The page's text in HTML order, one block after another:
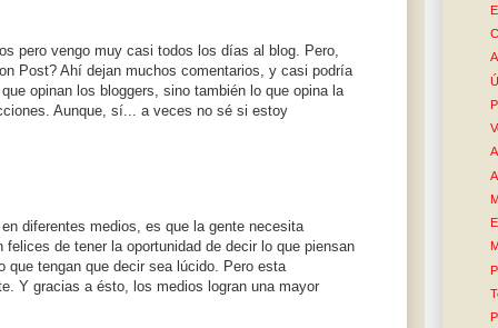
pero vengo muy casi todos los días al blog. Pero,
Post? Ahí dejan muchos comentarios, y casi podría
opinan los bloggers, sino también lo que opina la
Aunque, sí... a veces no sé si estoy
diferentes medios, es que la gente necesita
de tener la oportunidad de decir lo que piensan
que tengan que decir sea lúcido. Pero esta
Y gracias a ésto, los medios logran una mayor